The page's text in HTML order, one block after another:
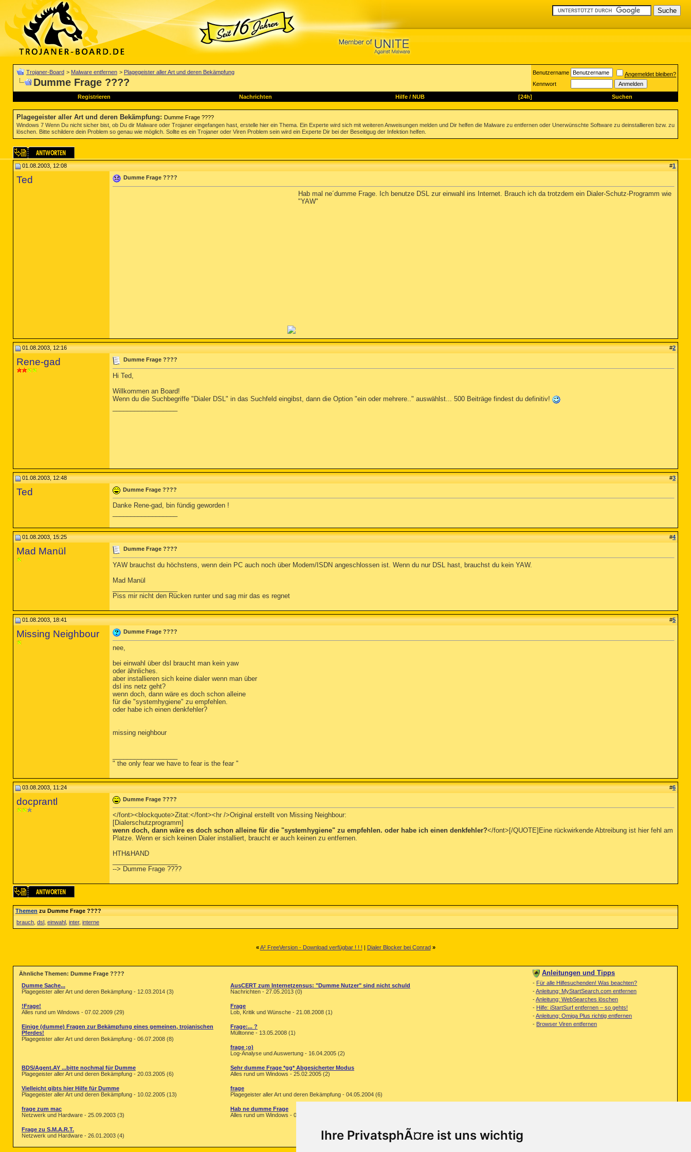
Ihre PrivatsphÃ¤re ist uns wichtig
Trojaner-Board > Malware entfernen > Plagegeister aller Art und deren Bekämpfung
Dumme Frage ????
Benutzername
Angemeldet bleiben?
Kennwort
Registrieren Nachrichten Hilfe/ NUB [24h] Suchen
Plagegeister aller Art und deren Bekämpfung: Dumme Frage ????
Windows 7 Wenn Du nicht sicher bist, ob Du dir Malware oder Trojaner eingefangen hast, erstelle hier ein Thema. Ein Experte wird sich mit weiteren Anweisungen melden und Dir helfen die Malware zu entfernen oder Unerwünschte Software zu deinstallieren bzw. zu
löschen. Bitte schildere dein Problem so genau wie möglich. Sollte es ein Trojaner oder Viren Problem sein wird ein Experte Dir bei der Beseitigug der Infektion helfen.
01.08.2003, 12:08 #1
Ted Dumme Frage ????
Hab mal ne´dumme Frage. Ich benutze DSL zur einwahl ins Internet. Brauch ich da trotzdem ein Dialer-Schutz-Programm wie
"YAW"
01.08.2003, 12:16 #2
Rene-gad Dumme Frage ????
Hi Ted,
Willkommen an Board!
Wenn du die Suchbegriffe "Dialer DSL" in das Suchfeld eingibst, dann die Option "ein oder mehrere.." auswählst... 500 Beiträge findest du definitiv!
01.08.2003, 12:48 #3
Ted Dumme Frage ????
Danke Rene-gad, bin fündig geworden !
01.08.2003, 15:25 #4
Mad Manül Dumme Frage ????
YAW brauchst du höchstens, wenn dein PC auch noch über Modem/ISDN angeschlossen ist. Wenn du nur DSL hast, brauchst du kein YAW.
Mad Manül
Piss mir nicht den Rücken runter und sag mir das es regnet
01.08.2003, 18:41 #5
Missing Neighbour Dumme Frage ????
nee,
bei einwahl über dsl braucht man kein yaw
oder ähnliches.
aber installieren sich keine dialer wenn man über
dsl ins netz geht?
wenn doch, dann wäre es doch schon alleine
für die "systemhygiene" zu empfehlen.
oder habe ich einen denkfehler?
missing neighbour
" the only fear we have to fear is the fear "
03.08.2003, 11:24 #6
docprantl Dumme Frage ????
</font><blockquote>Zitat:</font><hr />Original erstellt von Missing Neighbour:
[Dialerschutzprogramm]
wenn doch, dann wäre es doch schon alleine für die "systemhygiene" zu empfehlen. oder habe ich einen denkfehler?</font>[/QUOTE]Eine rückwirkende Abtreibung ist hier fehl am
Platze. Wenn er sich keinen Dialer installiert, braucht er auch keinen zu entfernen.
HTH&HAND
--> Dumme Frage ????
Themenzu Dumme Frage ????
brauch dsl einwahl inter, interne
« A² FreeVersion - Download verfügbar ! ! ! | Dialer Blocker bei Conrad »
Ähnliche Themen: Dumme Frage ????
Dumme Sache...
Plagegeister aller Art und deren Bekämpfung - 12.03.2014 (3)
AusCERT zum Internetzensus: "Dumme Nutzer" sind nicht schuld
Nachrichten - 27.05.2013 (0)
!Frage!
Alles rund um Windows - 07.02.2009 (29)
Frage
Lob, Kritik und Wünsche - 21.08.2008 (1)
Einige (dumme) Fragen zur Bekämpfung eines gemeinen, trojanischen
Pferdes!
Plagegeister aller Art und deren Bekämpfung - 06.07.2008 (8)
Frage:... ?
Mülltonne - 13.05.2008 (1)
frage ;o)
Log-Analyse und Auswertung - 16.04.2005 (2)
BDS/Agent.AY ...bitte nochmal für Dumme
Plagegeister aller Art und deren Bekämpfung - 20.03.2005 (6)
Sehr dumme Frage *gg* Abgesicherter Modus
Alles rund um Windows - 25.02.2005 (2)
Vielleicht gibts hier Hilfe für Dumme
Plagegeister aller Art und deren Bekämpfung - 10.02.2005 (13)
frage
Plagegeister aller Art und deren Bekämpfung - 04.05.2004 (6)
frage zum mac
Netzwerk und Hardware - 25.09.2003 (3)
Hab ne dumme Frage
Alles rund um Windows - 03.07.2003 (2)
Frage zu S.M.A.R.T.
Netzwerk und Hardware - 26.01.2003 (4)
Anleitungen und Tipps
- Für alle Hilfesuchenden! Was beachten?
-Anleitung: MyStartSearch.com entfernen
-Anleitung: WebSearches löschen
- Hilfe: iStartSurf entfernen – so gehts!
-Anleitung: Omiga Plus richtig entfernen
- Browser Viren entfernen